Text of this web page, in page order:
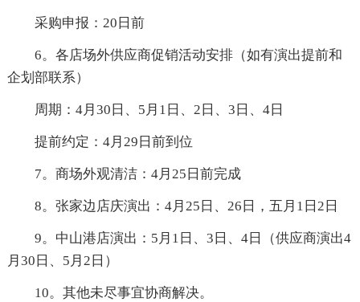
采购申报：20日前
6。各店场外供应商促销活动安排（如有演出提前和
企划部联系）
周期：4月30日、5月1日、2日、3日、4日
提前约定：4月29日前到位
7。商场外观清洁：4月25日前完成
8。张家边店庆演出：4月25日、26日，五月1日2日
9。中山港店演出：5月1日、3日、4日（供应商演出4
月30日、5月2日）
10。其他未尽事宜协商解决。